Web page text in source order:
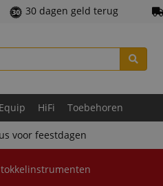
30 dagen geld terug
HiFi Toebehoren
voor feestdagen